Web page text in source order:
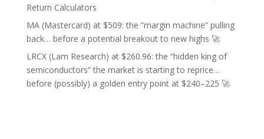
Return Calculators
MA (Mastercard) at $509: the “margin machine” pulling
back… before a potential breakout to new highs 🚀
LRCX (Lam Research) at $260.96: the “hidden king of
semiconductors” the market is starting to reprice…
before (possibly) a golden entry point at $240–225 🚀